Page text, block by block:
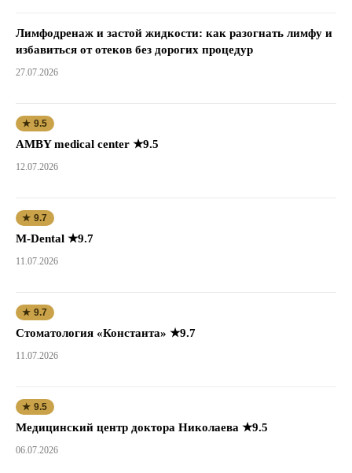
Лимфодренаж и застой жидкости: как разогнать лимфу и
избавиться от отеков без дорогих процедур
27.07.2026
★ 9.5
AMBY medical center ★9.5
12.07.2026
★ 9.7
M-Dental ★9.7
11.07.2026
★ 9.7
Стоматология «Константа» ★9.7
11.07.2026
★ 9.5
Медицинский центр доктора Николаева ★9.5
06.07.2026